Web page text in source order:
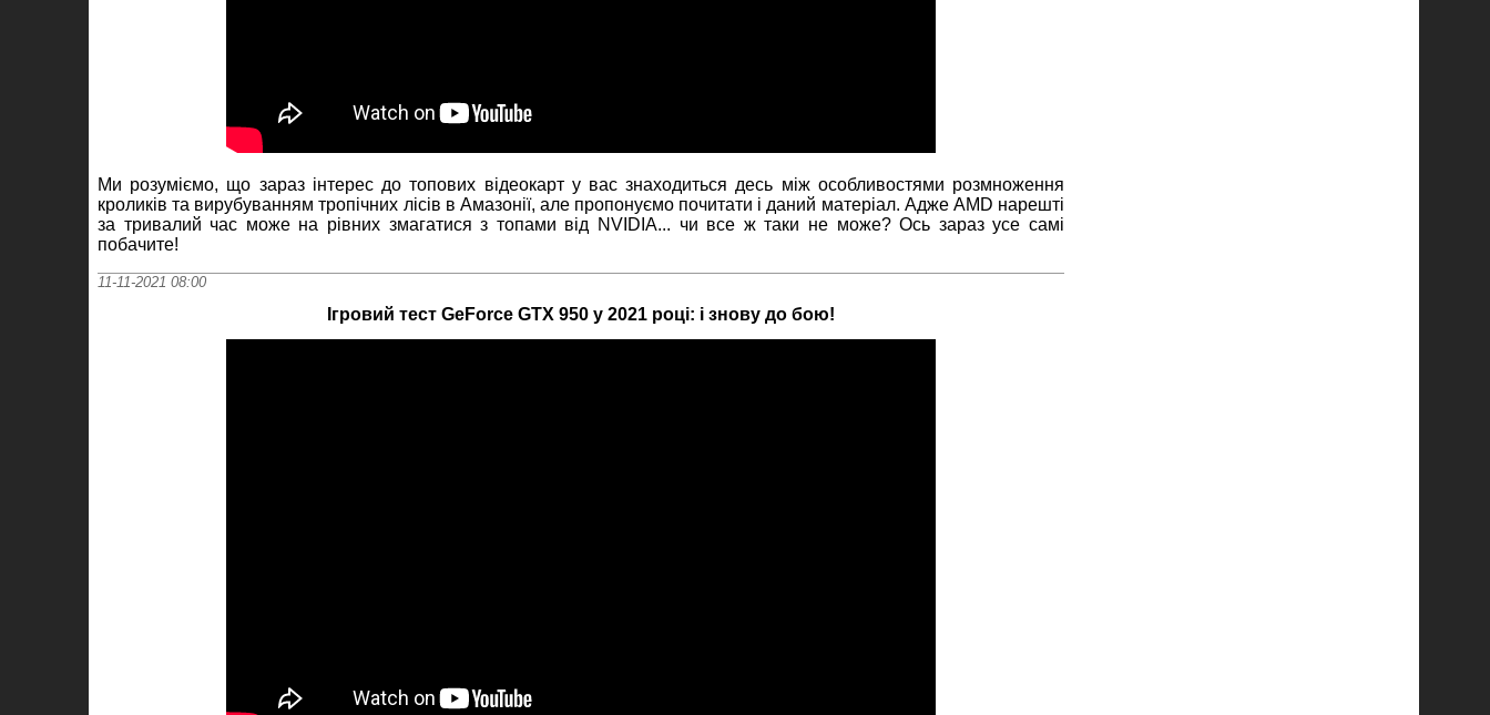
Ми розуміємо, що зараз інтерес до топових відеокарт у вас знаходиться десь між особливостями розмноження
кроликів та вирубуванням тропічних лісів в Амазонії, але пропонуємо почитати і даний матеріал. Адже AMD нарешті
за тривалий час може на рівних змагатися з топами від NVIDIA... чи все ж таки не може? Ось зараз усе самі
побачите!
11-11-2021 08:00
Ігровий тест GeForce GTX 950 у 2021 році: і знову до бою!